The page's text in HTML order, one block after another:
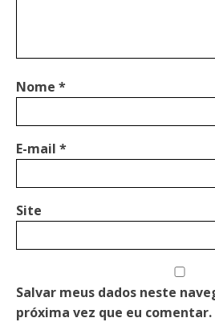
Nome *
E-mail *
Site
Salvar meus dados neste
próxima vez que eu comentar.